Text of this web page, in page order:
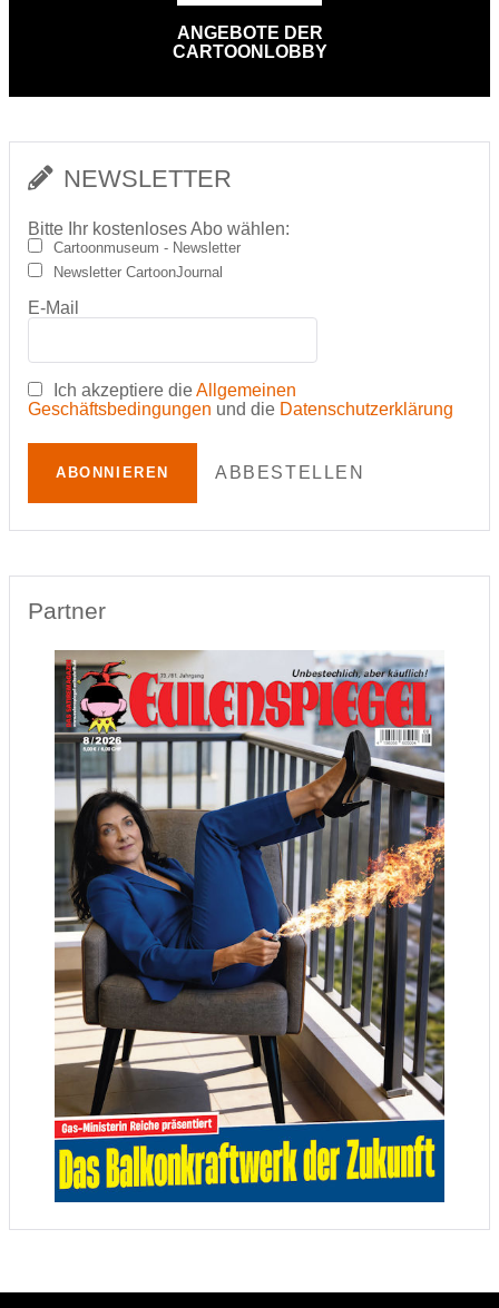
ANGEBOTE DER
CARTOONLOBBY
NEWSLETTER
Bitte Ihr kostenloses Abo wählen:
Cartoonmuseum - Newsletter
Newsletter CartoonJournal
E-Mail
Ich akzeptiere dieAllgemeinen
Geschäftsbedingungen und die Datenschutzerklärung
ABONNIEREN ABBESTELLEN
Partner